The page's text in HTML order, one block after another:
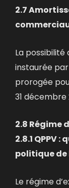
2.7
La
instaurée
prorogée
31 décembre
2.8 Régime
2.8.1 QPPV
politique de
Le régime